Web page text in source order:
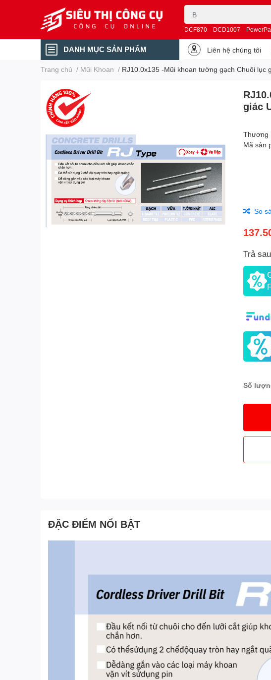
DCF870 DCD1007
DANH MỤC SẢN PHẨM Liên hệ chúng tôi
Trang chủ / Mũi Khoan / RJ10.0x135 -Mũi khoan tường gạch Chuôi lục
giác
Thương
Mã sản
So
Trả sau
Số
ĐẶC ĐIỂM NỔI BẬT